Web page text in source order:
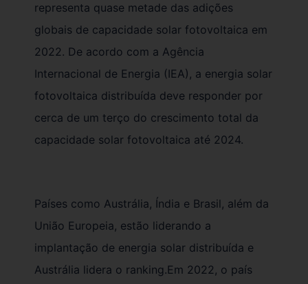
representa quase metade das adições
globais de capacidade solar fotovoltaica em
2022. De acordo com a Agência
Internacional de Energia (IEA), a energia solar
fotovoltaica distribuída deve responder por
cerca de um terço do crescimento total da
capacidade solar fotovoltaica até 2024.
Países como Austrália, Índia e Brasil, além da
União Europeia, estão liderando a
implantação de energia solar distribuída e
Austrália lidera o ranking.Em 2022, o país